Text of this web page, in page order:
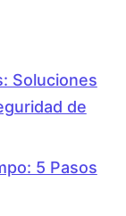
Soluciones
de
5 Pasos